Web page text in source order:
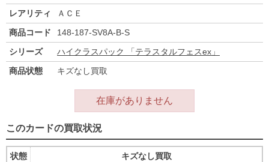
レアリティ
ＡＣＥ
商品コード
148-187-SV8A-B-S
シリーズ
ハイクラスパック 「テラスタルフェスex」
商品状態
キズなし買取
在庫がありません
このカードの買取状況
状態
キズなし買取